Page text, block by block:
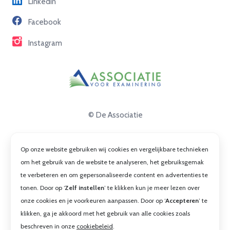
ContactFacebook
Instagram
© De Associatie
Cookies
Algemene voorwaarden
Op onze website gebruiken wij cookies en vergelijkbare technieken
om het gebruik van de website te analyseren, het gebruiksgemak
te verbeteren en om gepersonaliseerde content en advertenties te
tonen. Door op ‘Zelf instellen’ te klikken kun je meer lezen over
onze cookies en je voorkeuren aanpassen. Door op ‘Accepteren’ te
klikken, ga je akkoord met het gebruik van alle cookies zoals
beschreven in onze cookiebeleid.